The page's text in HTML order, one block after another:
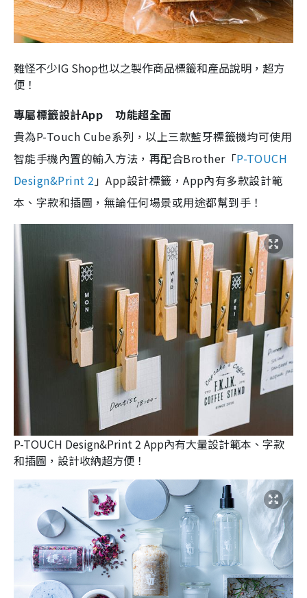
難怪不少IG Shop也以之製作商品標籤和產品說明，超方
便！
專屬標籤設計App 功能超全面
貴為P-Touch Cube系列，以上三款藍牙標籤機均可使用
智能手機內置的輸入方法，再配合Brother「P-TOUCH
Design&Print 2」App設計標籤，App內有多款設計範
本、字款和插圖，無論任何場景或用途都幫到手！
P-TOUCH Design&Print 2 App內有大量設計範本、字款
和插圖，設計收納超方便！